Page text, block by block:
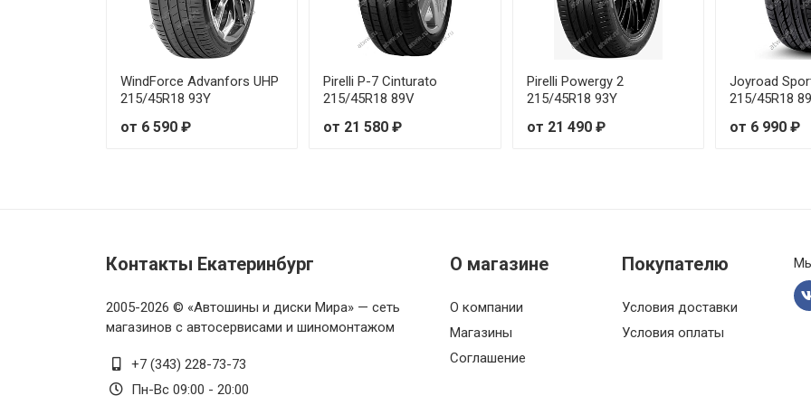
Michelin Primacy 5 225/60R17 99V от
Michelin Primacy 5 225/60R18 100V от
Michelin Primacy 5 235/40R18 95Y от
Michelin Primacy 5 235/40R19 96W от
Michelin Primacy 5 235/50R17 96W от
Michelin Primacy 5 235/50R18 97V от
Michelin Primacy 5 235/50R19 103W
WindForce Advanfors UHP
215/45R18 93Y
от 6 590 ₽
Pirelli P-7 Cinturato
215/45R18 89V
от 21 580 ₽
Pirelli Powergy 2
215/45R18 93Y
от 21 490 ₽
Joyroad
215/45R18
от 6 990 ₽
Контакты Екатеринбург
2005-2026 © «Автошины и диски Мира» — сеть
магазинов с автосервисами и шиномонтажом
+7 (343) 228-73-73
Пн-Вс 09:00 - 20:00
О магазине
О компании
Магазины
Соглашение
Покупателю
Условия доставки
Условия оплаты